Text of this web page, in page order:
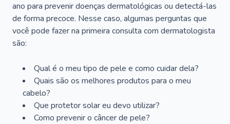
ano para prevenir doenças dermatológicas ou detectá-las
de forma precoce. Nesse caso, algumas perguntas que
você pode fazer na primeira consulta com dermatologista
são:
Qual é o meu tipo de pele e como cuidar dela?
Quais são os melhores produtos para o meu
cabelo?
Que protetor solar eu devo utilizar?
Como prevenir o câncer de pele?